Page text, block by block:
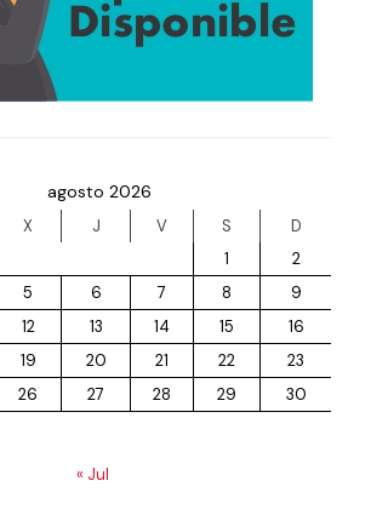
agosto 2026
X J V S
D
1
2
5 6 7 8
9
12 13 14 15
16
19 20 21 22
23
26 27 28 29
30
« Jul